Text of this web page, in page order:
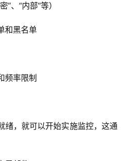
”、“内部”等）
和黑名单
频率限制
绪，就可以开始实施监控，这通